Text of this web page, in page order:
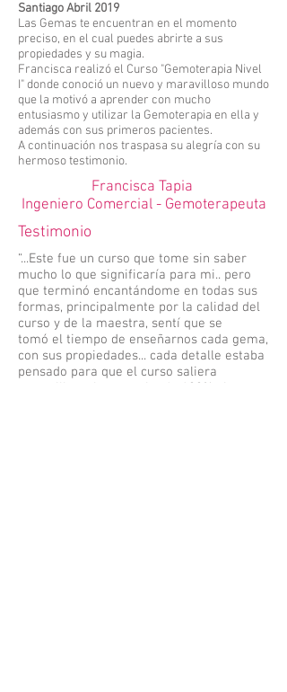
Santiago Abril 2019
Las Gemas te encuentran en el momento
preciso, en el cual puedes abrirte a sus
propiedades y su magia.
Francisca realizó el Curso "Gemoterapia Nivel
I" donde conoció un nuevo y maravilloso mundo
que la motivó a aprender con mucho
entusiasmo y utilizar la Gemoterapia en ella y
además con sus primeros pacientes.
A continuación nos traspasa su alegría con su
hermoso testimonio.
Francisca Tapia
Ingeniero Comercial - Gemoterapeuta
Testimonio
“...Este fue un curso que tome sin saber
mucho lo que significaría para mi.. pero
que terminó encantándome en todas sus
formas, principalmente por la calidad del
curso y de la maestra, sentí que se
tomó el tiempo de enseñarnos cada gema,
con sus propiedades... cada detalle estaba
pensado para que el curso saliera
maravilloso, lo recomiendo 100% si